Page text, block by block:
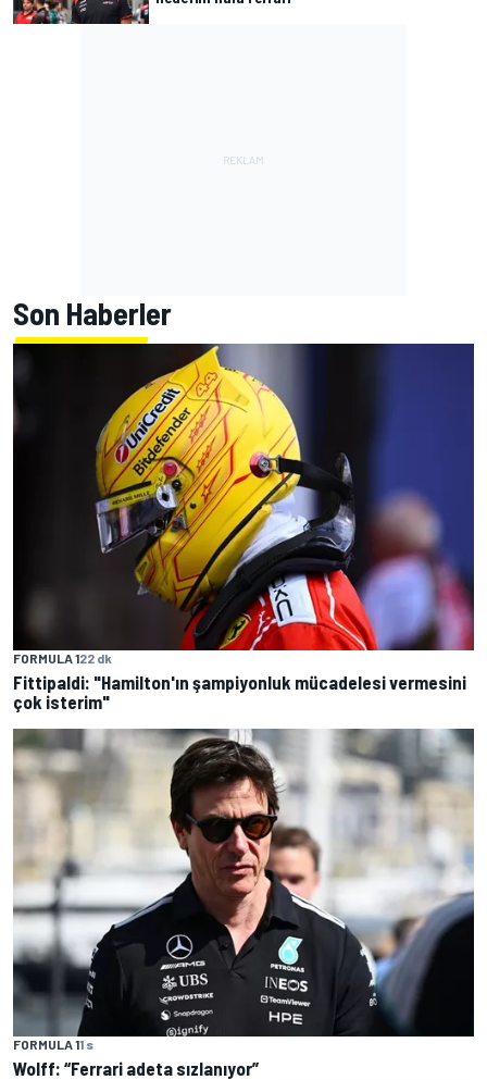
Son Haberler
FORMULA 122 dk
Fittipaldi: "Hamilton'ın şampiyonluk mücadelesi vermesini
çok isterim"
FORMULA 11 s
Wolff: “Ferrari adeta sızlanıyor”